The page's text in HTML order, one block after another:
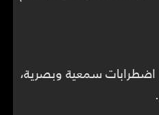
سمعية وبصرية،